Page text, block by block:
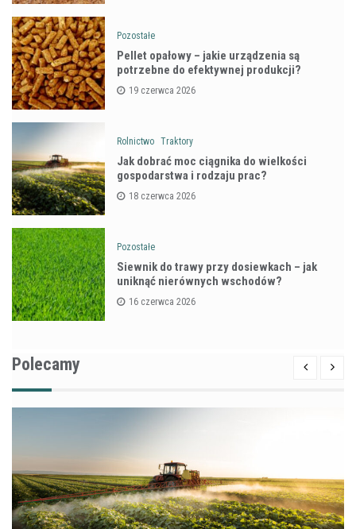
Pozostałe
Pellet opałowy – jakie urządzenia są
potrzebne do efektywnej produkcji?
19 czerwca 2026
Rolnictwo Traktory
Jak dobrać moc ciągnika do wielkości
gospodarstwa i rodzaju prac?
18 czerwca 2026
Pozostałe
Siewnik do trawy przy dosiewkach – jak
uniknąć nierównych wschodów?
16 czerwca 2026
Polecamy